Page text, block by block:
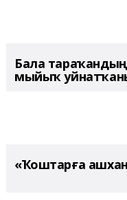
Бала тараҡандың
мыйыҡ
«Ҡоштарға